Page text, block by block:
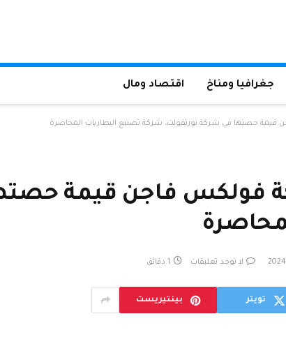
جغرافيا ومناخ اقتصاد ومال
حصتها في شركة نورثفولت، شركة تصنيع البطاريات المحاصرة
فاجن قيمة
لا توجد تعليقات 1 دقائق
تويتر بينتيريست